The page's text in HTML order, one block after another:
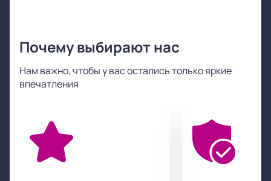
спросите себя «А что будет дальше?» или «А как
переплетены сопереживание, сочувствие, а также
победа вечных ценностей над ценностями
Спектакль получился очень тонким, чувственным,
пронзительным. После просмотра он, как
выдержанное дорогое вино, оставляет приятное
послевкусие и желание насладиться увиденным
Почему выбирают нас
Нам важно, чтобы у вас остались только яркие
впечатления